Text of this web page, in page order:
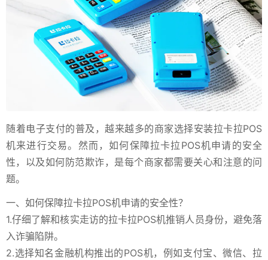
随着电子支付的普及，越来越多的商家选择安装拉卡拉POS
机来进行交易。然而，如何保障拉卡拉POS机申请的安全
性，以及如何防范欺诈，是每个商家都需要关心和注意的问
题。
一、如何保障拉卡拉POS机申请的安全性？
1.仔细了解和核实走访的拉卡拉POS机推销人员身份，避免落
入诈骗陷阱。
2.选择知名金融机构推出的POS机，例如支付宝、微信、拉